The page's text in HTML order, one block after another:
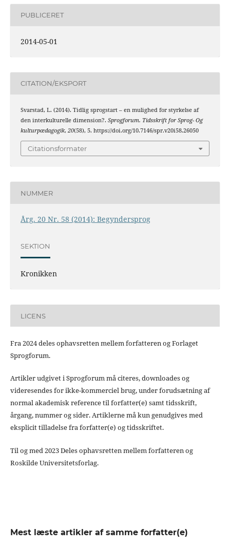
PUBLICERET
2014-05-01
CITATION/EKSPORT
Svarstad, L. (2014). Tidlig sprogstart – en mulighed for styrkelse af
den interkulturelle dimension?. Sprogforum. Tidsskrift for Sprog- Og
kulturpædagogik, 20(58), 5. https://doi.org/10.7146/spr.v20i58.26050
Citationsformater
NUMMER
Årg. 20 Nr. 58 (2014): Begyndersprog
SEKTION
Kronikken
LICENS
Fra 2024 deles ophavsretten mellem forfatteren og Forlaget
Sprogforum.
Artikler udgivet i Sprogforum må citeres, downloades og
videresendes for ikke-kommerciel brug, under forudsætning af
normal akademisk reference til forfatter(e) samt tidsskrift,
årgang, nummer og sider. Artiklerne må kun genudgives med
eksplicit tilladelse fra forfatter(e) og tidsskriftet.
Til og med 2023 Deles ophavsretten mellem forfatteren og
Roskilde Universitetsforlag.
Mest læste artikler af samme forfatter(e)